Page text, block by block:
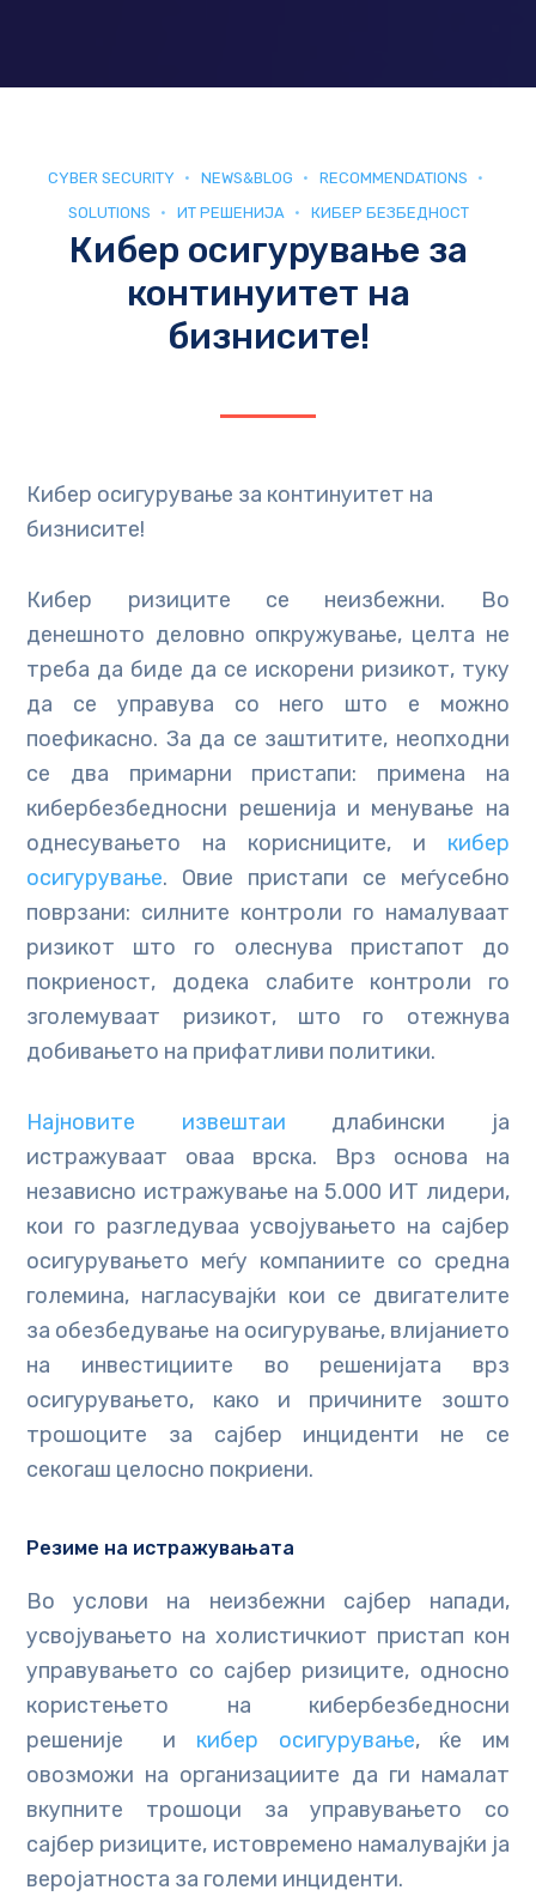
CYBER SECURITY NEWS&BLOG
RECOMMENDATIONS
SOLUTIONS
ИТ РЕШЕНИЈА КИБЕР БЕЗБЕДНОСТ
Кибер осигурување за
континуитет на
бизнисите!
Кибер осигурување за континуитет на
бизнисите!
Кибер ризиците се неизбежни. Во
денешното деловно опкружување, целта не
треба да биде да се искорени ризикот, туку
да се управува со него што е можно
поефикасно. За да се заштитите, неопходни
се два примарни пристапи: примена на
кибербезбедносни решенија и менување на
однесувањето на корисниците, и кибер
осигурување. Овие пристапи се меѓусебно
поврзани: силните контроли го намалуваат
ризикот што го олеснува пристапот до
покриеност, додека слабите контроли го
зголемуваат ризикот, што го отежнува
добивањето на прифатливи политики.
Најновите извештаи длабински ја
истражуваат оваа врска. Врз основа на
независно истражување на 5.000 ИТ лидери,
кои го разгледуваа усвојувањето на сајбер
осигурувањето меѓу компаниите со средна
големина, нагласувајќи кои се двигателите
за обезбедување на осигурување, влијанието
на инвестициите во решенијата врз
осигурувањето, како и причините зошто
трошоците за сајбер инциденти не се
секогаш целосно покриени.
Резиме на истражувањата
Во услови на неизбежни сајбер напади,
усвојувањето на холистичкиот пристап кон
управувањето со сајбер ризиците, односно
користењето на кибербезбедносни
решеније и кибер осигурување, ќе им
овозможи на организациите да ги намалат
вкупните трошоци за управувањето со
сајбер ризиците, истовремено намалувајќи ја
веројатноста за големи инциденти.